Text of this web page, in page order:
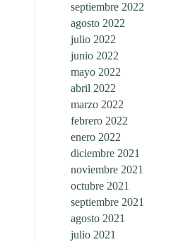
septiembre 2022
agosto 2022
julio 2022
junio 2022
mayo 2022
abril 2022
marzo 2022
febrero 2022
enero 2022
diciembre 2021
noviembre 2021
octubre 2021
septiembre 2021
agosto 2021
julio 2021